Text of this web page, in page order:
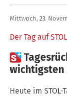
Der Tag auf STOL
Mittwoch, 23.

wichtigsten
Heute im